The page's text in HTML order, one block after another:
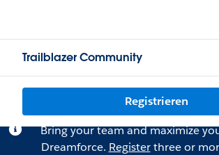
Trailblazer Community
Registrieren
Bring your team and maximize
Dreamforce. Registerthree or